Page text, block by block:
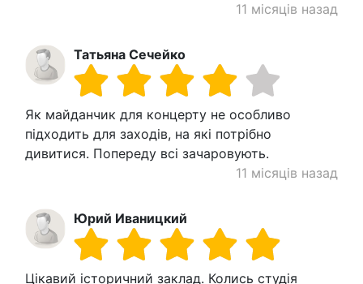
11 місяців назад
Татьяна Сечейко
Як майданчик для концерту не особливо
підходить для заходів, на які потрібно
дивитися. Попереду всі зачаровують.
11 місяців назад
Юрий Иваницкий
Цікавий історичний заклад. Колись студія